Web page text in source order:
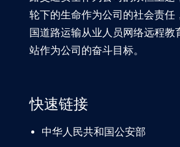
轮下的生命作为公司的社会责任
国道路运输从业人员网络远程教
站作为公司的奋斗目标。
快速链接
中华人民共和国公安部